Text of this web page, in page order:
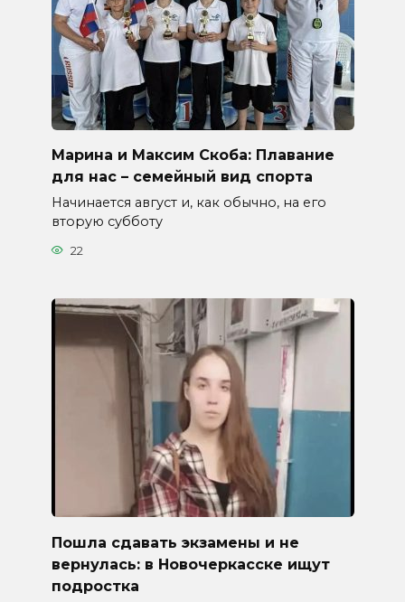
Марина и Максим Скоба: Плавание
для нас – семейный вид спорта
Начинается август и, как обычно, на его
вторую субботу
22
Пошла сдавать экзамены и не
вернулась: в Новочеркасске ищут
подростка